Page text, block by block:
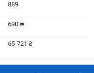
889
690 ₴
65 721 ₴